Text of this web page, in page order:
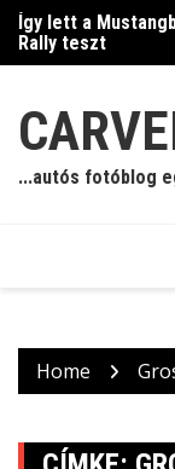
Skip
content
Így lett a
Rally teszt
...autós fotóblog
Home